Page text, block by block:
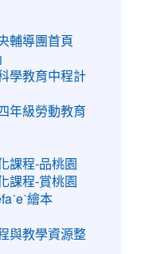
輔導團首頁
學教育中程計
年級勞動教育
課程-品桃園
課程-賞桃園
繪本
與教學資源整